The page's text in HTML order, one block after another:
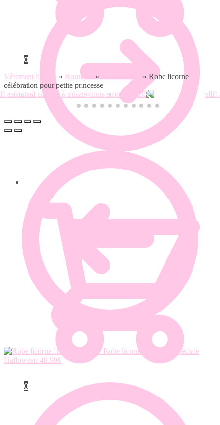
€
0
0
Vêtement licorne » Boutique » » Robe licorne
célébration pour petite princesse
Robe licorne pour fille spéciale
Halloween 49.90€